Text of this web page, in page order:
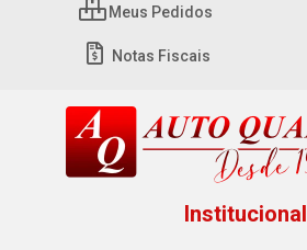
Meus Pedidos
Notas Fiscais
Institucional